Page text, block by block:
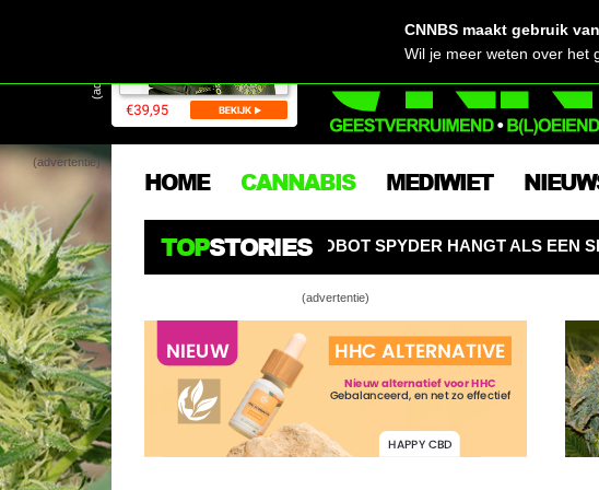
(advertentie)
(advertentie)
HOME CANNABIS MEDIWIET
TOPSTORIES
COOL! AI-KWEEKROBOT SPYDER HANGT ALS EEN SPIN BOVEN
(advertentie)
Column •
CNNBS maakt gebruik
Wil je meer weten over het